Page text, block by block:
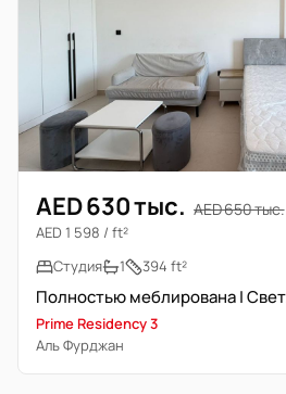
AED 630 тыс. AED 650 тыс.
AED 1 598 / ft²
Студия
1 394 ft²
Prime Residency 3
Аль Фурджан